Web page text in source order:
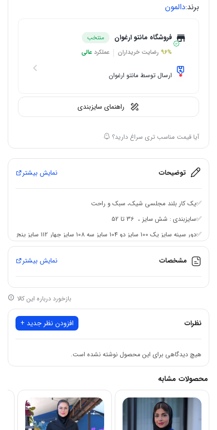
برند:دالمون
فروشگاه مانتو ارغوان
منتخب
96% رضایت خریداران عملکرد عالی
ارسال توسط مانتو ارغوان
راهنمای سایزبندی
آیا قیمت مناسب تری سراغ دارید؟
توضیحات نمایش بیشتر
✅️یک کار بلند مجلسی شیک، سبک و راحت
✅️سایزبندی : شش سایز ، 36 تا 52
✅️دور سینه سایز یک 100 سایز دو 104 سایز سه 108 سایز چهار 112 سایز پنج
116 سایز شش 122
✅️قد کار 108
✅️رنگبندی: تک رنگ
✅️ارسال فوریییییییییی
✅️کیفیت کار ، پارچه و دوخت بسیار بالا
✅️ارسال ب سراسر کشور رایگان است
✅️پست ، تیپاکس و پیک فقط تهران
مشخصات نمایش بیشتر
بازخورد درباره این کالا
نظرات افزودن نظر جدید +
هیچ دیدگاهی برای این محصول نوشته نشده است.
محصولات مشابه